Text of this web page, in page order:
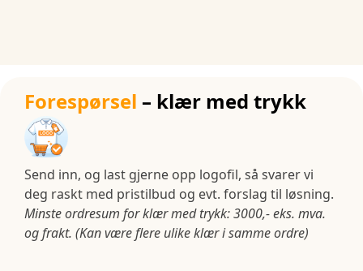
Forespørsel – klær med trykk
Send inn, og last gjerne opp logofil, så svarer vi
deg raskt med pristilbud og evt. forslag til løsning.
Minste ordresum for klær med trykk: 3000,- eks. mva.
og frakt. (Kan være flere ulike klær i samme ordre)